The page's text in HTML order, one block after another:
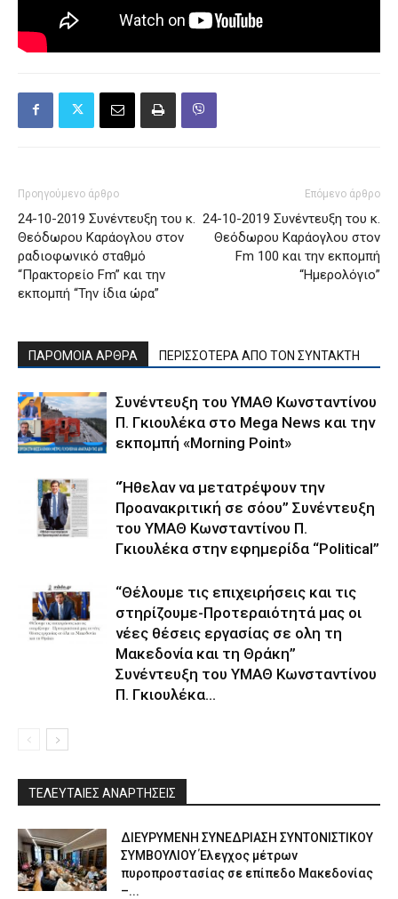
Προηγούμενο άρθρο
24-10-2019 Συνέντευξη του κ.
Θεόδωρου Καράογλου στον
ραδιοφωνικό σταθμό
“Πρακτορείο Fm” και την
εκπομπή “Την ίδια ώρα”
Επόμενο άρθρο
24-10-2019 Συνέντευξη του κ.
Θεόδωρου Καράογλου στον
Fm 100 και την εκπομπή
“Ημερολόγιο”
ΠΑΡΟΜΟΙΑ ΑΡΘΡΑ ΠΕΡΙΣΣΟΤΕΡΑ ΑΠΟ ΤΟΝ ΣΥΝΤΑΚΤΗ
Συνέντευξη του ΥΜΑΘ Κωνσταντίνου
Π. Γκιουλέκα στο Mega News και την
εκπομπή «Morning Point»
“Ήθελαν να μετατρέψουν την
Προανακριτική σε σόου” Συνέντευξη
του ΥΜΑΘ Κωνσταντίνου Π.
Γκιουλέκα στην εφημερίδα “Political”
“Θέλουμε τις επιχειρήσεις και τις
στηρίζουμε-Προτεραιότητά μας οι
νέες θέσεις εργασίας σε ολη τη
Μακεδονία και τη Θράκη”
Συνέντευξη του ΥΜΑΘ Κωνσταντίνου
Π. Γκιουλέκα...
ΤΕΛΕΥΤΑΙΕΣ ΑΝΑΡΤΗΣΕΙΣ
ΔΙΕΥΡΥΜΕΝΗ ΣΥΝΕΔΡΙΑΣΗ ΣΥΝΤΟΝΙΣΤΙΚΟΥ
ΣΥΜΒΟΥΛΙΟΥ Έλεγχος μέτρων
πυροπροστασίας σε επίπεδο Μακεδονίας
–...